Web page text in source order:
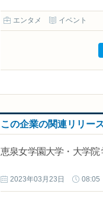
エンタメ イベント
この企業の関連リリー
恵泉女学園大学・大学院
2023年03月23日 08:05